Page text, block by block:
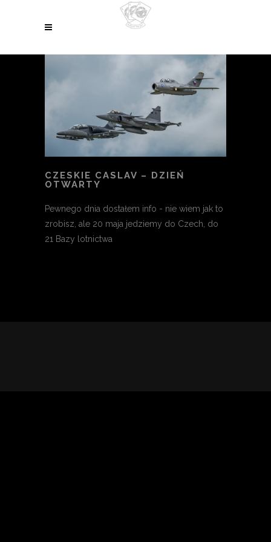
CZESKIE CASLAV – DZIEŃ
OTWARTY
Pewnego dnia dostałem info - nie wiem jak to
zrobisz, ale 20 maja jedziemy do Czech, do
21 Bazy lotnictwa